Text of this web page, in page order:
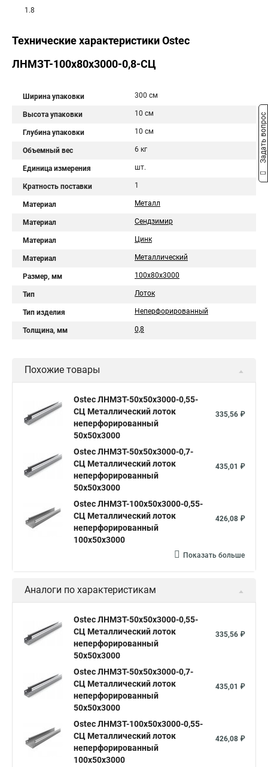
1.8
Технические характеристики Ostec
ЛНМЗТ-100х80х3000-0,8-СЦ
Ширина упаковки 300 см
Высота упаковки 10 см
Глубина упаковки 10 см
Объемный вес 6 кг
Единица измерения шт.
Кратность поставки 1
Материал Металл
Материал Сендзимир
Материал Цинк
Материал Металлический
Размер, мм 100х80х3000
Тип Лоток
Тип изделия Неперфорированный
Толщина, мм 0,8
Похожие товары
Ostec ЛНМЗТ-50х50х3000-0,55-
СЦ Металлический лоток
неперфорированный
50х50х3000
335,56 ₽
Ostec ЛНМЗТ-50х50х3000-0,7-
СЦ Металлический лоток
неперфорированный
50х50х3000
435,01 ₽
Ostec ЛНМЗТ-100х50х3000-0,55-
СЦ Металлический лоток
неперфорированный
100х50х3000
426,08 ₽
Показать больше
Аналоги по характеристикам
Ostec ЛНМЗТ-50х50х3000-0,55-
СЦ Металлический лоток
неперфорированный
50х50х3000
335,56 ₽
Ostec ЛНМЗТ-50х50х3000-0,7-
СЦ Металлический лоток
неперфорированный
50х50х3000
435,01 ₽
Ostec ЛНМЗТ-100х50х3000-0,55-
СЦ Металлический лоток
неперфорированный
100х50х3000
426,08 ₽
Задать вопрос